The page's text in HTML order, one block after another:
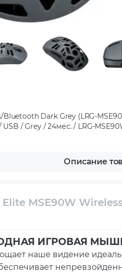
Dark Grey (LRG-
/ Grey / 24мес. / LRG-
Описание
MSE90W
ИГРОВАЯ МЫШЬ
наше видение